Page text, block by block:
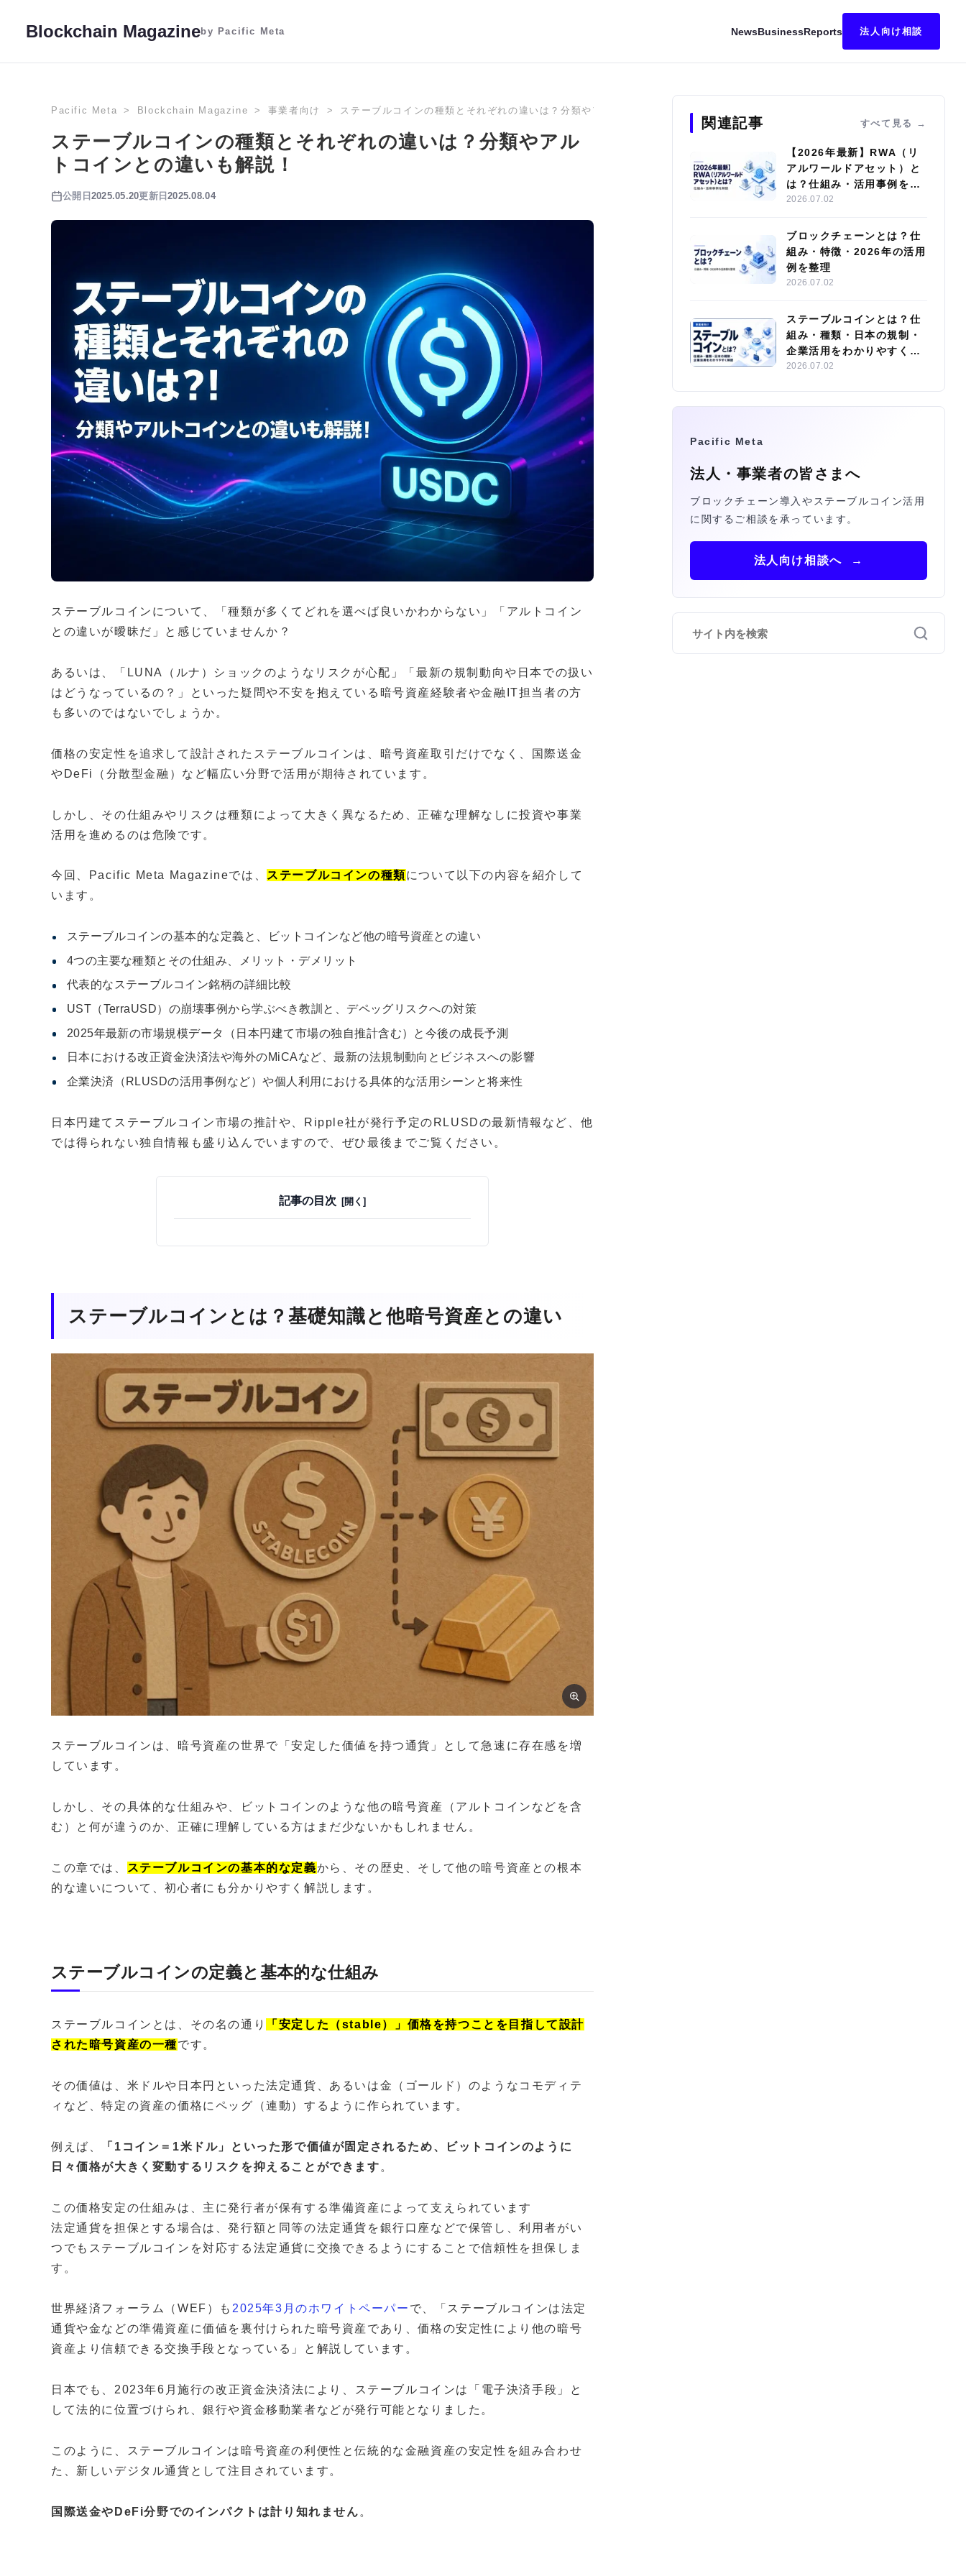
Blockchain Magazineby Pacific Meta NewsBusinessReports 法人向け相談
Pacific Meta Blockchain Magazine 事業者向け ステーブルコインの種類とそれぞれの違いは？分類やアルトコインとの違いも解説！
ステーブルコインの種類とそれぞれの違いは？分類やアル
トコインとの違いも解説！
公開日 2025.05.20更新日2025.08.04
ステーブルコインについて、「種類が多くてどれを選べば良いかわからない」「アルトコイン
との違いが曖昧だ」と感じていませんか？
あるいは、「LUNA（ルナ）ショックのようなリスクが心配」「最新の規制動向や日本での扱い
はどうなっているの？」といった疑問や不安を抱えている暗号資産経験者や金融IT担当者の方
も多いのではないでしょうか。
価格の安定性を追求して設計されたステーブルコインは、暗号資産取引だけでなく、国際送金
やDeFi（分散型金融）など幅広い分野で活用が期待されています。
しかし、その仕組みやリスクは種類によって大きく異なるため、正確な理解なしに投資や事業
活用を進めるのは危険です。
今回、Pacific Meta Magazineでは、 ステーブルコインの種類について以下の内容を紹介して
います。
ステーブルコインの基本的な定義と、ビットコインなど他の暗号資産との違い
4つの主要な種類とその仕組み、メリット・デメリット
代表的なステーブルコイン銘柄の詳細比較
UST（TerraUSD）の崩壊事例から学ぶべき教訓と、デペッグリスクへの対策
2025年最新の市場規模データ（日本円建て市場の独自推計含む）と今後の成長予測
日本における改正資金決済法や海外のMiCAなど、最新の法規制動向とビジネスへの影響
企業決済（RLUSDの活用事例など）や個人利用における具体的な活用シーンと将来性
日本円建てステーブルコイン市場の推計や、Ripple社が発行予定のRLUSDの最新情報など、他
では得られない独自情報も盛り込んでいますので、ぜひ最後までご覧ください。
記事の目次
ステーブルコインとは？基礎知識と他暗号資産との違い
ステーブルコインは、暗号資産の世界で「安定した価値を持つ通貨」として急速に存在感を増
しています。
しかし、その具体的な仕組みや、ビットコインのような他の暗号資産（アルトコインなどを含
む）と何が違うのか、正確に理解している方はまだ少ないかもしれません。
この章では、 ステーブルコインの基本的な定義から、その歴史、そして他の暗号資産との根本
的な違いについて、初心者にも分かりやすく解説します。
ステーブルコインの定義と基本的な仕組み
ステーブルコインとは、その名の通り
「安定した（stable）」価格を持つことを目指して設計
された暗号資産の一種です。
その価値は、米ドルや日本円といった法定通貨、あるいは金（ゴールド）のようなコモディテ
ィなど、特定の資産の価格にペッグ（連動）するように作られています。
例えば、
「1コイン＝1米ドル」といった形で価値が固定されるため、ビットコインのように
日々価格が大きく変動するリスクを抑えることができます 。
この価格安定の仕組みは、主に発行者が保有する準備資産によって支えられています
法定通貨を担保とする場合は、発行額と同等の法定通貨を銀行口座などで保管し、利用者がい
つでもステーブルコインを対応する法定通貨に交換できるようにすることで信頼性を担保しま
す。
世界経済フォーラム（WEF）も 2025年3月のホワイトペーパー で、「ステーブルコインは法定
通貨や金などの準備資産に価値を裏付けられた暗号資産であり、価格の安定性により他の暗号
資産より信頼できる交換手段となっている」と解説しています。
日本でも、2023年6月施行の改正資金決済法により、ステーブルコインは「電子決済手段」と
して法的に位置づけられ、銀行や資金移動業者などが発行可能となりました。
このように、ステーブルコインは暗号資産の利便性と伝統的な金融資産の安定性を組み合わせ
た、新しいデジタル通貨として注目されています。
国際送金やDeFi分野でのインパクトは計り知れません 。
関連記事 すべて見る
【2026年最新】RWA（リ
アルワールドアセット）と
は？仕組み・活用事例を解
説
2026.07.02
ブロックチェーンとは？仕
組み・特徴・2026年の活用
例を整理
2026.07.02
ステーブルコインとは？仕
組み・種類・日本の規制・
企業活用をわかりやすく解
説
2026.07.02
Pacific Meta
法人・事業者の皆さまへ
ブロックチェーン導入やステーブルコイン活用
に関するご相談を承っています。
法人向け相談へ